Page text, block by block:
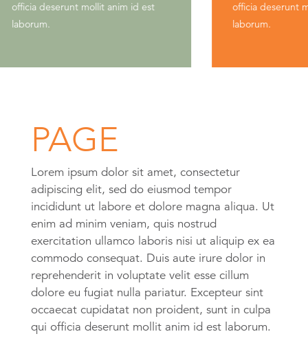
deserunt mollit anim id est
officia deserunt mollit
laborum.
PAGE
Lorem ipsum dolor sit amet, consectetur
adipiscing elit, sed do eiusmod tempor
incididunt ut labore et dolore magna aliqua. Ut
enim ad minim veniam, quis nostrud
exercitation ullamco laboris nisi ut aliquip ex ea
commodo consequat. Duis aute irure dolor in
reprehenderit in voluptate velit esse cillum
dolore eu fugiat nulla pariatur. Excepteur sint
occaecat cupidatat non proident, sunt in culpa
qui officia deserunt mollit anim id est laborum.